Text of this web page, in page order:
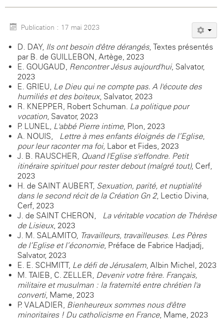
Publication : 17 mai 2023
D. DAY, Ils ont besoin d'être dérangés, Textes présentés
par B. de GUILLEBON, Artège, 2023
E. GOUGAUD, Rencontrer Jésus aujourd'hui, Salvator,
2023
E. GRIEU, Le Dieu qui ne compte pas. A l'écoute des
humiliés et des boiteux, Salvator, 2023
R. KNEPPER, Robert Schuman. La politique pour
vocation, Savator, 2023
P. LUNEL, L'abbé Pierre intime, Plon, 2023
A. NOUIS, Lettre à mes enfants éloignés de l’Eglise,
pour leur raconter ma foi, Labor et Fides, 2023
J.-B. RAUSCHER, Quand l'Eglise s'effondre. Petit
itinéraire spirituel pour rester debout (malgré tout), Cerf,
2023
H. de SAINT AUBERT, Sexuation, parité, et nuptialité
dans le second récit de la Création Gn 2, Lectio Divina,
Cerf, 2023
J. de SAINT CHERON, La véritable vocation de Thérèse
de Lisieux, 2023
J. M. SALAMITO, Travailleurs, travailleuses. Les Pères
de l’Eglise et l’économie, Préface de Fabrice Hadjadj,
Salvator, 2023
E. E. SCHMITT, Le défi de Jérusalem, Albin Michel, 2023
M. TAIEB, C. ZELLER, Devenir votre frère. Français,
militaire et musulman : la fraternité entre chrétien l'a
converti, Mame, 2023
P. VALADIER, Bienheureux sommes nous d'être
minoritaires ! Du catholicisme en France, Mame, 2023